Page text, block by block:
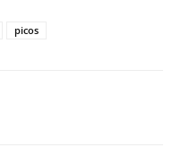
picos